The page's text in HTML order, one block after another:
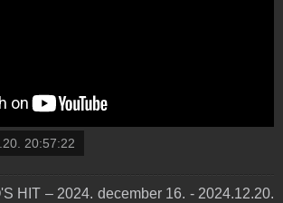
20:57:22
HIT – 2024. december 16. - 2024.12.20.